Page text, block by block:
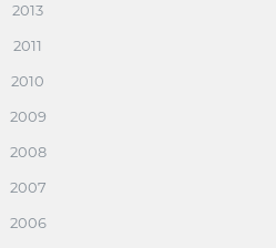
2013
2011
2010
2009
2008
2007
2006